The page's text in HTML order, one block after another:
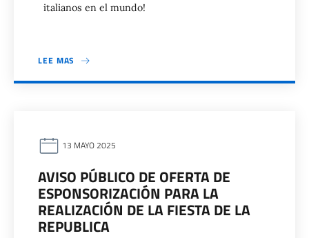
italianos en el mundo!
LEE MAS
13 MAYO 2025
AVISO PÚBLICO DE OFERTA DE
ESPONSORIZACIÓN PARA LA
REALIZACIÓN DE LA FIESTA DE LA
REPUBLICA